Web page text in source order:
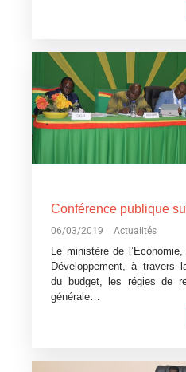
06/03/2019 Actualités
Le ministère de
Développement, à travers
du budget, les régies de
générale…